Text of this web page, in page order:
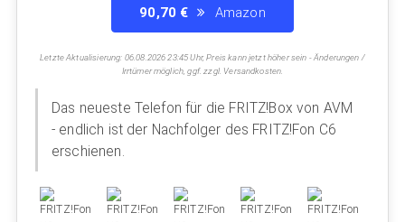
90,70 € Amazon
Letzte Aktualisierung: 06.08.2026 23:45 Uhr, Preis kann jetzt höher sein - Änderungen /
Irrtümer möglich, ggf. zzgl. Versandkosten.
Das neueste Telefon für die FRITZ!Box von AVM
- endlich ist der Nachfolger des FRITZ!Fon C6
erschienen.